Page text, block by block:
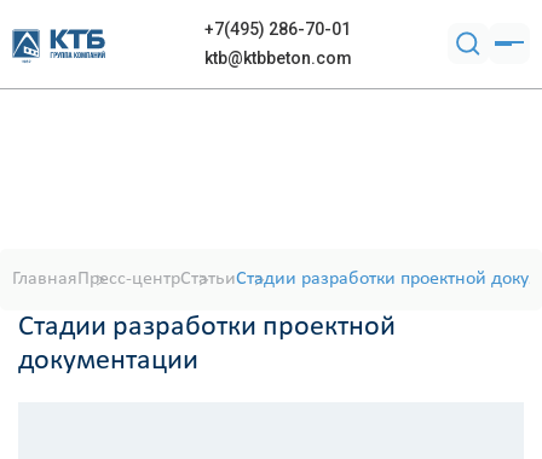
+7(495) 286-70-01
ktb@ktbbeton.com
ГлавнаяПресс-центрСтатьиСтадии разработки проектной
Стадии разработки проектной
документации